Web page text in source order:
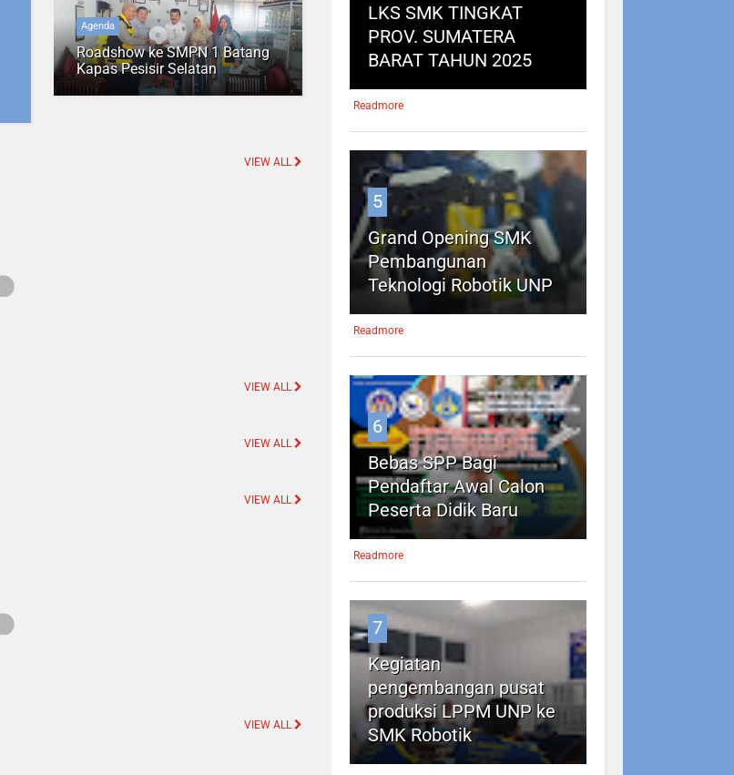
Agenda
Roadshow ke SMPN 1 Batang
Kapas Pesisir Selatan
VIEW ALL
VIEW ALL
VIEW ALL
VIEW ALL
VIEW ALL
LKS SMK TINGKAT
PROV. SUMATERA
BARAT TAHUN 2025
Readmore
5
Grand Opening SMK
Pembangunan
Teknologi Robotik UNP
Readmore
6
Bebas SPP Bagi
Pendaftar Awal Calon
Peserta Didik Baru
Readmore
7
Kegiatan
pengembangan pusat
produksi LPPM UNP ke
SMK Robotik